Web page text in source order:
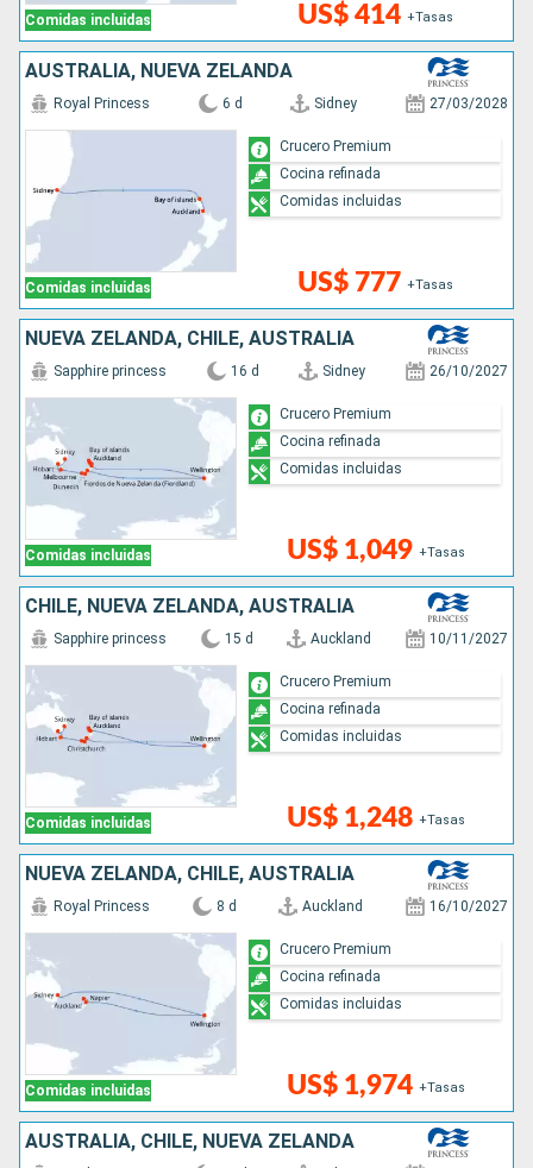
Comidas incluidas US$ 414 +Tasas
AUSTRALIA, NUEVA ZELANDA
Comidas incluidas
Royal Princess 6 d Sidney 27/03/2028
US$ 777 +Tasas
Crucero Premium
Cocina refinada
Comidas incluidas
NUEVA ZELANDA, CHILE, AUSTRALIA
Comidas incluidas
Sapphire princess 16 d Sidney 26/10/2027
US$ 1,049 +Tasas
Crucero Premium
Cocina refinada
Comidas incluidas
CHILE, NUEVA ZELANDA, AUSTRALIA
Comidas incluidas
Sapphire princess 15 d Auckland 10/11/2027
US$ 1,248 +Tasas
Crucero Premium
Cocina refinada
Comidas incluidas
NUEVA ZELANDA, CHILE, AUSTRALIA
Comidas incluidas
Royal Princess 8 d Auckland 16/10/2027
US$ 1,974 +Tasas
Crucero Premium
Cocina refinada
Comidas incluidas
AUSTRALIA, CHILE, NUEVA ZELANDA